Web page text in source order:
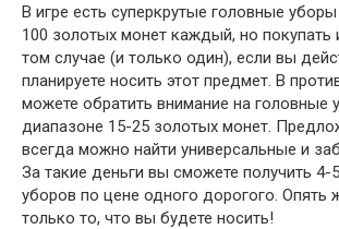
В игре есть суперкрутые головные
100 золотых монет каждый, но покупать
том случае (и только один), если вы
планируете носить этот предмет. В
можете обратить внимание на головные
диапазоне 15-25 золотых монет.
всегда можно найти универсальные и
За такие деньги вы сможете получить 4-
уборов по цене одного дорогого. Опять
только то, что вы будете носить!